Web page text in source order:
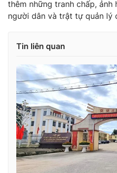
Ðiện thoại Thời báo VTV:024.66
Email: toasoan@vtv.vn
thêm những tranh chấp, ảnh
người dân và trật tự quản lý
Tin liên quan